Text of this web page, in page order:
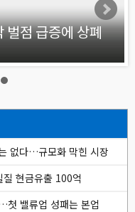
점 급증에 상폐
없다…규모화 막힌 시장
현금유출 100억
첫 밸류업 성패는 본업